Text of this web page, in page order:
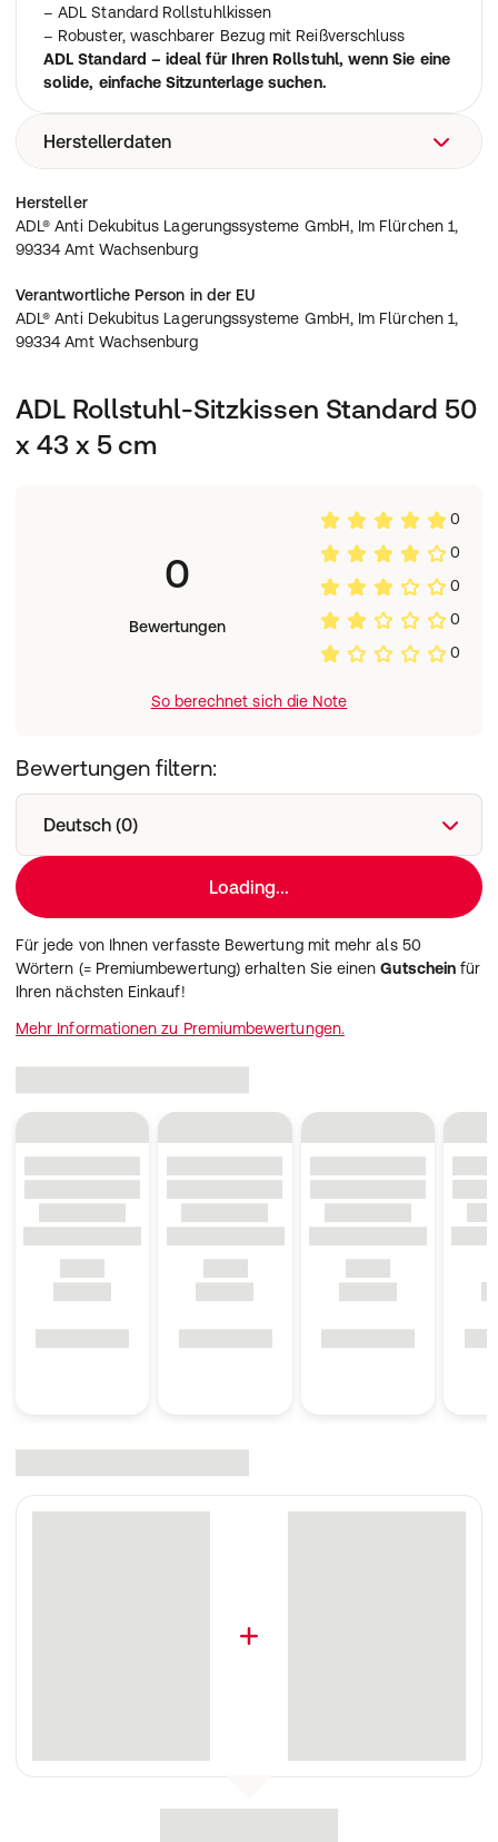
– ADL Standard Rollstuhlkissen
– Robuster, waschbarer Bezug mit Reißverschluss
ADL Standard – ideal für Ihren Rollstuhl, wenn Sie eine
solide, einfache Sitzunterlage suchen.
Herstellerdaten
ADL® Anti Dekubitus Lagerungssysteme GmbH, Im
Flürchen 1, 99334 Amt Wachsenburg
Hersteller
ADL® Anti Dekubitus Lagerungssysteme GmbH, Im Flürchen 1,
99334 Amt Wachsenburg
Verantwortliche Person in der EU
ADL® Anti Dekubitus Lagerungssysteme GmbH, Im Flürchen 1,
99334 Amt Wachsenburg
ADL Rollstuhl-Sitzkissen Standard 50
x 43 x 5 cm
0
Bewertungen
0
0
0
0
0
So berechnet sich die Note
Bewertungen filtern:
Deutsch (0)
Loading...
Für jede von Ihnen verfasste Bewertung mit mehr als 50
Wörtern (= Premiumbewertung) erhalten Sie einenGutschein für
Ihren nächsten Einkauf!
Mehr Informationen zu Premiumbewertungen.